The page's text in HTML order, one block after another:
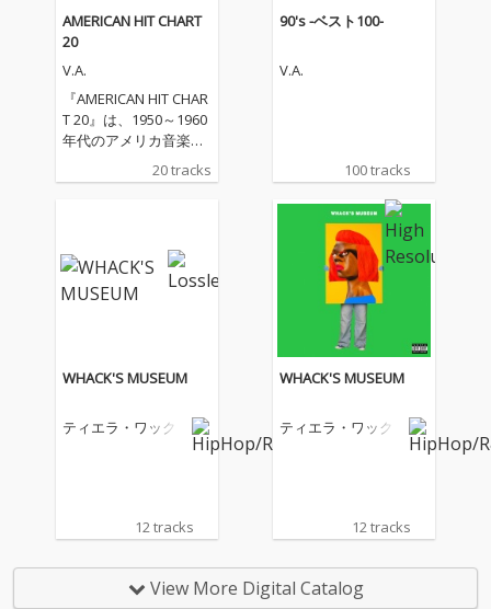
AMERICAN HIT CHART
20
V.A.
『AMERICAN HIT CHAR
T 20』は、1950～1960
年代のアメリカ音楽シ
ーンを彩ったオールデ
ィーズの名曲を20曲厳
ンです。ザ・モンキー
ズ「デイドリーム・ビ
リーバー」、アレサ・
リームス「ベイビー・
ラヴ」、エルヴィス・
ド・ドッグ」、ザ・ビ
ーチ・ボーイズ「サー
勢ぞろい。さらに、コ
ザ・ロネッツなど、昭
20 tracks
90's -ベスト100-
V.A.
100 tracks
WHACK'S MUSEUM
ティエラ・ワック
12 tracks
WHACK'S MUSEUM
ティエラ・ワック
12 tracks
View More Digital Catalog